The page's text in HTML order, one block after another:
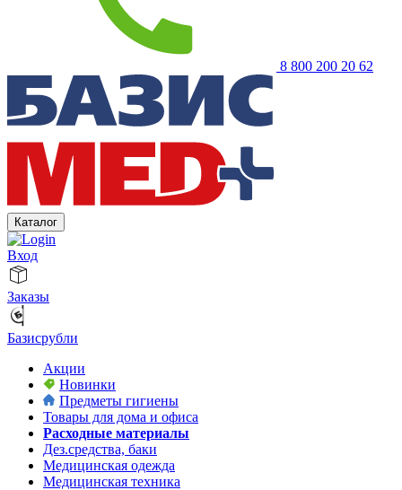
8 800 200 20 62
Каталог
Вход
Заказы
Базисрубли
Акции
Новинки
Предметы гигиены
Товары для дома и офиса
Расходные материалы
Дез.средства, баки
Медицинская одежда
Медицинская техника